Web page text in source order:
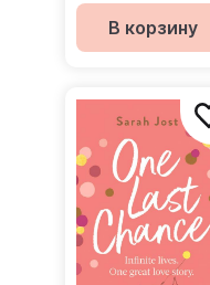
В корзину